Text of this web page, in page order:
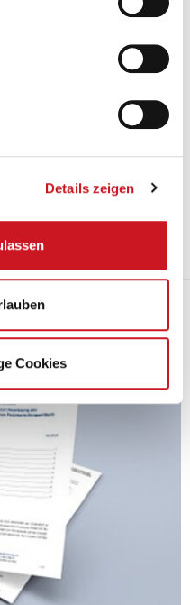
Details zeigen
Cookies
Minus von gut 3 %
ausufernde Bürokratie. In